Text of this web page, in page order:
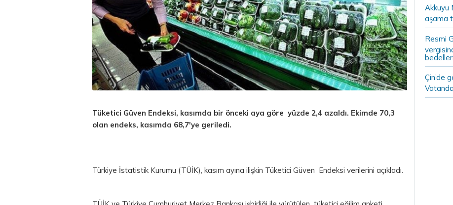
Tüketici Güven Endeksi, kasımda bir önceki aya göre yüzde 2,4 azaldı. Ekimde 70,3
olan endeks, kasımda 68,7'ye geriledi.
Türkiye İstatistik Kurumu (TÜİK), kasım ayına ilişkin Tüketici Güven Endeksi verilerini açıkladı.
Akkuyu
aşama
Resmi
Çin’de